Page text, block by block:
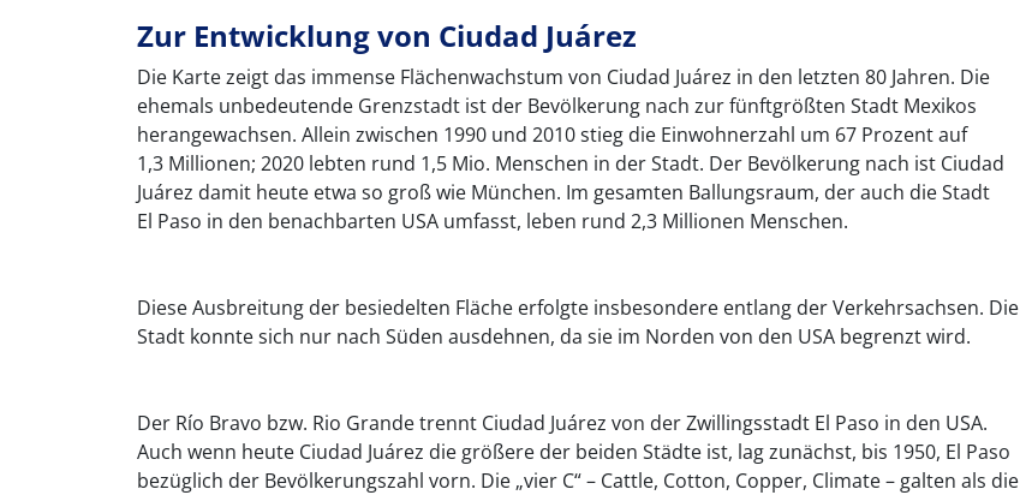
Zur Entwicklung von Ciudad Juárez
Die Karte zeigt das immense Flächenwachstum von Ciudad Juárez in den letzten 80 Jahren. Die
ehemals unbedeutende Grenzstadt ist der Bevölkerung nach zur fünftgrößten Stadt Mexikos
herangewachsen. Allein zwischen 1990 und 2010 stieg die Einwohnerzahl um 67 Prozent auf
1,3 Millionen; 2020 lebten rund 1,5 Mio. Menschen in der Stadt. Der Bevölkerung nach ist Ciudad
Juárez damit heute etwa so groß wie München. Im gesamten Ballungsraum, der auch die Stadt
El Paso in den benachbarten USA umfasst, leben rund 2,3 Millionen Menschen.
Diese Ausbreitung der besiedelten Fläche erfolgte insbesondere entlang der Verkehrsachsen. Die
Stadt konnte sich nur nach Süden ausdehnen, da sie im Norden von den USA begrenzt wird.
Der Río Bravo bzw. Rio Grande trennt Ciudad Juárez von der Zwillingsstadt El Paso in den USA.
Auch wenn heute Ciudad Juárez die größere der beiden Städte ist, lag zunächst, bis 1950, El Paso
bezüglich der Bevölkerungszahl vorn. Die „vier C“ – Cattle, Cotton, Copper, Climate – galten als die